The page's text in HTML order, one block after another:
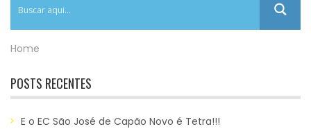
Home
POSTS RECENTES
E o EC São José de Capão Novo é Tetra!!!